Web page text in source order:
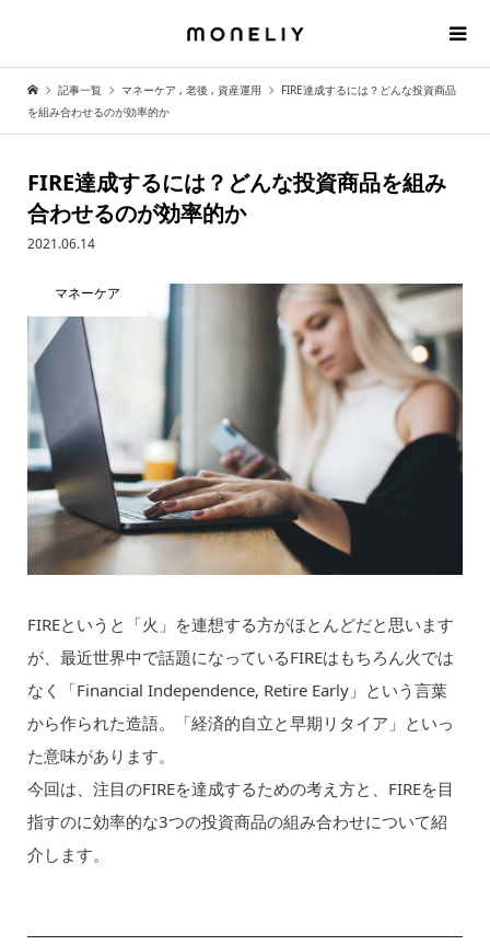
記事一覧 マネーケア , 老後 , 資産運用
FIRE達成するには？どんな投資商品
を組み合わせるのが効率的か
FIRE達成するには？どんな投資商品を組み
合わせるのが効率的か
2021.06.14
マネーケア
FIREというと「火」を連想する方がほとんどだと思います
が、最近世界中で話題になっているFIREはもちろん火では
なく「Financial Independence, Retire Early」という言葉
から作られた造語。「経済的自立と早期リタイア」といっ
た意味があります。
今回は、注目のFIREを達成するための考え方と、FIREを目
指すのに効率的な3つの投資商品の組み合わせについて紹
介します。